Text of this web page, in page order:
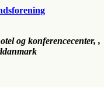
og konferencecenter, ,